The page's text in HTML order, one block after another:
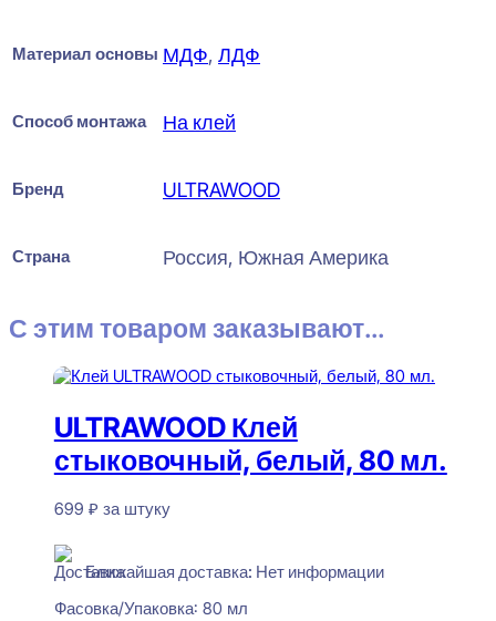
Материал основы МДФ, ЛДФ
Способ монтажа На клей
Бренд ULTRAWOOD
Страна Россия, Южная Америка
С этим товаром заказывают...
ULTRAWOOD Клей
стыковочный, белый, 80 мл.
699 ₽ за штуку
Ближайшая доставка: Нет информации
Фасовка/Упаковка: 80 мл